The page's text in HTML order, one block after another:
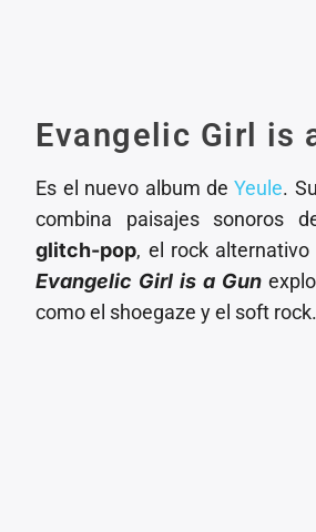
Evangelic Girl is
Es el nuevo album deYeule.
combina paisajes sonoros
glitch-pop, el rock alternativo
Evangelic Girl is a Gun
como el shoegaze y el soft rock.